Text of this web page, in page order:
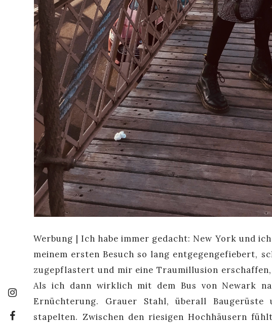
Werbung | Ich habe immer gedacht: New York und
meinem ersten Besuch so lang entgegengefiebert,
zugepflastert und mir eine Traumillusion
Als ich dann wirklich mit dem Bus von Newark
Ernüchterung. Grauer Stahl, überall
stapelten. Zwischen den riesigen Hochhäusern